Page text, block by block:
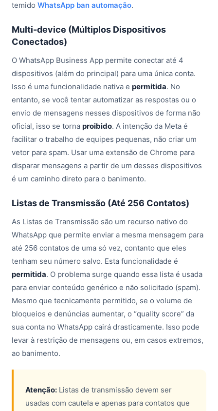
temido WhatsApp ban automação.
Multi-device (Múltiplos Dispositivos
Conectados)
O WhatsApp Business App permite conectar até 4
dispositivos (além do principal) para uma única conta.
Isso é uma funcionalidade nativa e permitida. No
entanto, se você tentar automatizar as respostas ou o
envio de mensagens nesses dispositivos de forma não
oficial, isso se torna proibido. A intenção da Meta é
facilitar o trabalho de equipes pequenas, não criar um
vetor para spam. Usar uma extensão de Chrome para
disparar mensagens a partir de um desses dispositivos
é um caminho direto para o banimento.
Listas de Transmissão (Até 256 Contatos)
As Listas de Transmissão são um recurso nativo do
WhatsApp que permite enviar a mesma mensagem para
até 256 contatos de uma só vez, contanto que eles
tenham seu número salvo. Esta funcionalidade é
permitida. O problema surge quando essa lista é usada
para enviar conteúdo genérico e não solicitado (spam).
Mesmo que tecnicamente permitido, se o volume de
bloqueios e denúncias aumentar, o “quality score” da
sua conta no WhatsApp cairá drasticamente. Isso pode
levar à restrição de mensagens ou, em casos extremos,
ao banimento.
Atenção: Listas de transmissão devem ser
usadas com cautela e apenas para contatos que